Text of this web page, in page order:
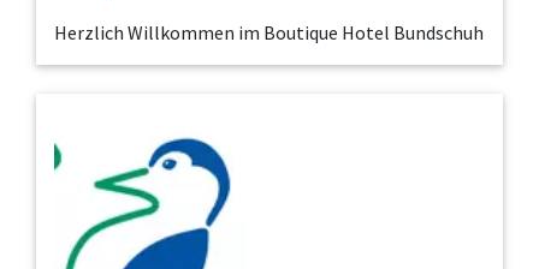
Herzlich Willkommen im Boutique Hotel Bundschuh